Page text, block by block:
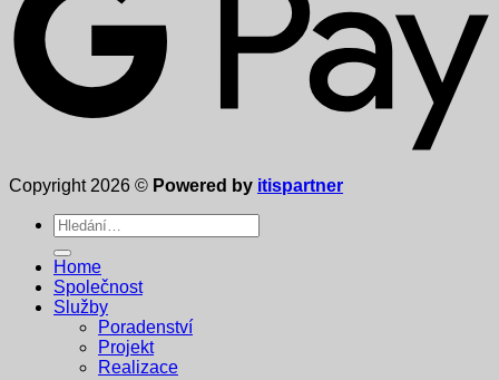
Copyright 2026 © Powered by itispartner
Hledat:
Home
Společnost
Služby
Poradenství
Projekt
Realizace